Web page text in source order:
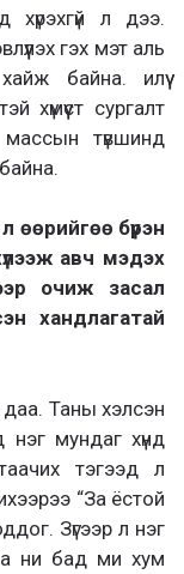
л дээ.
гэх мэт аль
байна. илүү
хүмүүст сургалт
түвшинд
бүрэн
авч мэдэх
очиж засал
хандлагатай
даа. Таны хэлсэн
нэг мундаг хүнд
тэгээд л
“За ёстой
Зүгээр л нэг
ни бад ми хум